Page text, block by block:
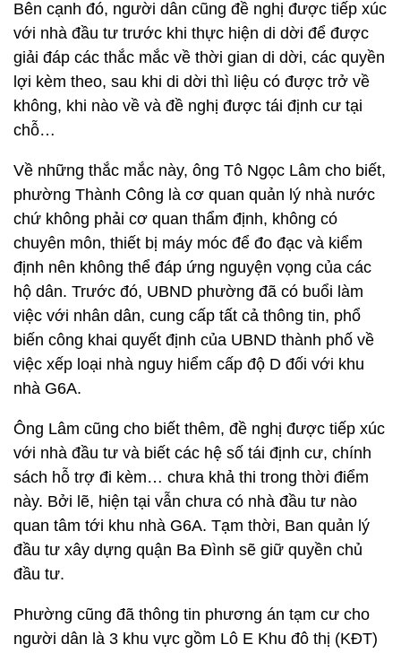
Bên cạnh đó, người dân cũng đề nghị được tiếp xúc
với nhà đầu tư trước khi thực hiện di dời để được
giải đáp các thắc mắc về thời gian di dời, các quyền
lợi kèm theo, sau khi di dời thì liệu có được trở về
không, khi nào về và đề nghị được tái định cư tại
chỗ…
Về những thắc mắc này, ông Tô Ngọc Lâm cho biết,
phường Thành Công là cơ quan quản lý nhà nước
chứ không phải cơ quan thẩm định, không có
chuyên môn, thiết bị máy móc để đo đạc và kiểm
định nên không thể đáp ứng nguyện vọng của các
hộ dân. Trước đó, UBND phường đã có buổi làm
việc với nhân dân, cung cấp tất cả thông tin, phổ
biến công khai quyết định của UBND thành phố về
việc xếp loại nhà nguy hiểm cấp độ D đối với khu
nhà G6A.
Ông Lâm cũng cho biết thêm, đề nghị được tiếp xúc
với nhà đầu tư và biết các hệ số tái định cư, chính
sách hỗ trợ đi kèm… chưa khả thi trong thời điểm
này. Bởi lẽ, hiện tại vẫn chưa có nhà đầu tư nào
quan tâm tới khu nhà G6A. Tạm thời, Ban quản lý
đầu tư xây dựng quận Ba Đình sẽ giữ quyền chủ
đầu tư.
Phường cũng đã thông tin phương án tạm cư cho
người dân là 3 khu vực gồm Lô E Khu đô thị (KĐT)